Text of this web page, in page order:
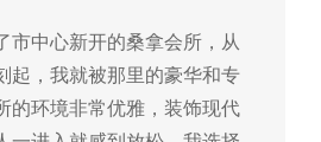
市中心新开的桑拿会所，从
起，我就被那里的豪华和专
的环境非常优雅，装饰现代